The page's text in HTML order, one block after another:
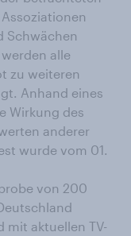
Schwächen
alle
zu weiteren
Anhand eines
Wirkung des
anderer
wurde vom 01.
von 200
mit aktuellen TV-